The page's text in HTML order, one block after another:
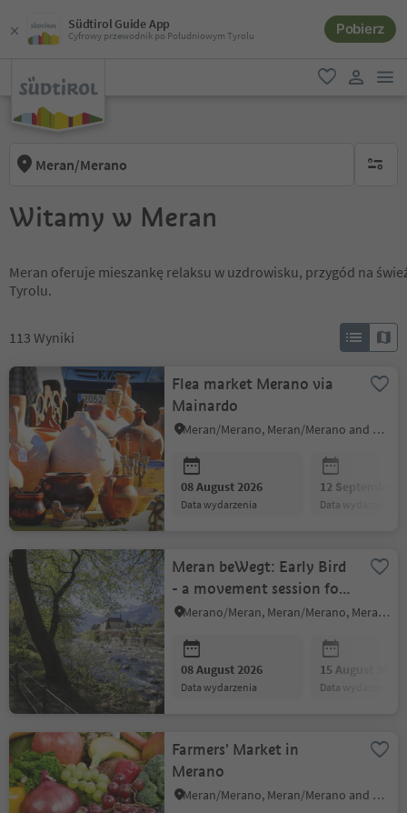
Südtirol Guide App
Cyfrowy przewodnik po Południowym Tyrolu Pobierz
ulubione
Meran/Merano brak
Witamy w Meran
Meran oferuje mieszankę relaksu w uzdrowisku, przygód na
Tyrolu.
113 Wyniki
Flea market Merano via
Mainardo
Meran/Merano, Meran/Merano and environs
08 August 2026
data wydarzenia
12 September
data wydarzenia
Meran beWegt: Early Bird
- a movement session for
body and soul
Merano/Meran, Meran/Merano, Meran/Merano and environs
08 August 2026
data wydarzenia
15 August 2026
data wydarzenia
Farmers' Market in
Merano
Meran/Merano, Meran/Merano and environs